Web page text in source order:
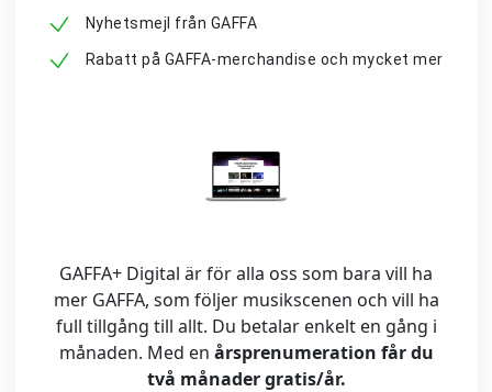
Nyhetsmejl från GAFFA
Rabatt på GAFFA-merchandise och mycket mer
GAFFA+ Digital är för alla oss som bara vill ha
mer GAFFA, som följer musikscenen och vill ha
full tillgång till allt. Du betalar enkelt en gång i
månaden. Med en årsprenumeration får du
två månader gratis/år.